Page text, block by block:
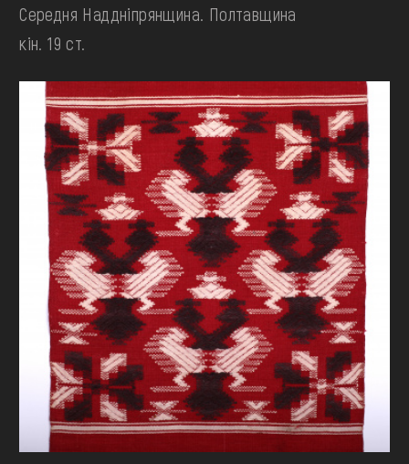
Середня Наддніпрянщина. Полтавщина
кін. 19 ст.